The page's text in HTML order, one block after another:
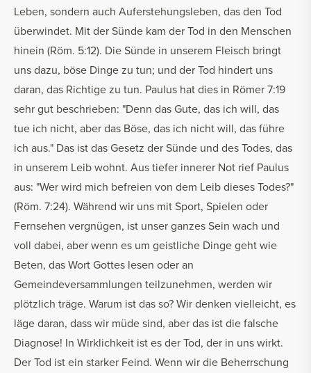
Leben, sondern auch Auferstehungsleben, das den Tod
überwindet. Mit der Sünde kam der Tod in den Menschen
hinein (Röm. 5:12). Die Sünde in unserem Fleisch bringt
uns dazu, böse Dinge zu tun; und der Tod hindert uns
daran, das Richtige zu tun. Paulus hat dies in Römer 7:19
sehr gut beschrieben: "Denn das Gute, das ich will, das
tue ich nicht, aber das Böse, das ich nicht will, das führe
ich aus." Das ist das Gesetz der Sünde und des Todes, das
in unserem Leib wohnt. Aus tiefer innerer Not rief Paulus
aus: "Wer wird mich befreien von dem Leib dieses Todes?"
(Röm. 7:24). Während wir uns mit Sport, Spielen oder
Fernsehen vergnügen, ist unser ganzes Sein wach und
voll dabei, aber wenn es um geistliche Dinge geht wie
Beten, das Wort Gottes lesen oder an
Gemeindeversammlungen teilzunehmen, werden wir
plötzlich träge. Warum ist das so? Wir denken vielleicht, es
läge daran, dass wir müde sind, aber das ist die falsche
Diagnose! In Wirklichkeit ist es der Tod, der in uns wirkt.
Der Tod ist ein starker Feind. Wenn wir die Beherrschung